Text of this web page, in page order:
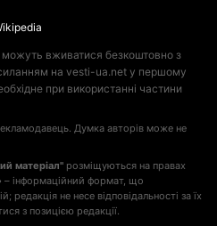
вживатися безкоштовно з
на vesti-ua.net у першому
при використанні частини
Думка авторів може не
матеріал" розміщуються на правах
– інформаційний формат, що
редакція не несе відповідальності за їх
з позицією редакції.